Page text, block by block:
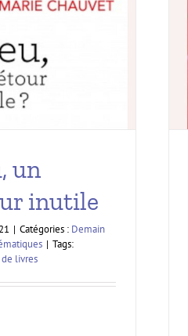
un
inutile
| Catégories : Demain
| Tags:
de livres